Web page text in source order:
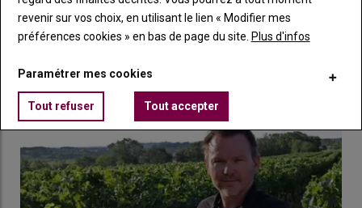
20 octobre 2025
Pour Laetitia Carbonell, directrice vignoble des Vignerons du
Pays d’Ensérune, dans l’Hérault, le…
revenir sur vos choix, en utilisant le lien « Modifier mes
préférences cookies » en bas de page du site. Plus d'infos
Paramétrer mes cookies
Tout refuser Tout accepter